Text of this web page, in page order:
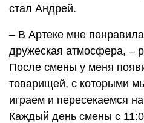
стал Андрей.
– В Артеке мне
дружеская атмосфера, –
После смены у меня
товарищей, с которыми
играем и пересекаемся
Каждый день смены с